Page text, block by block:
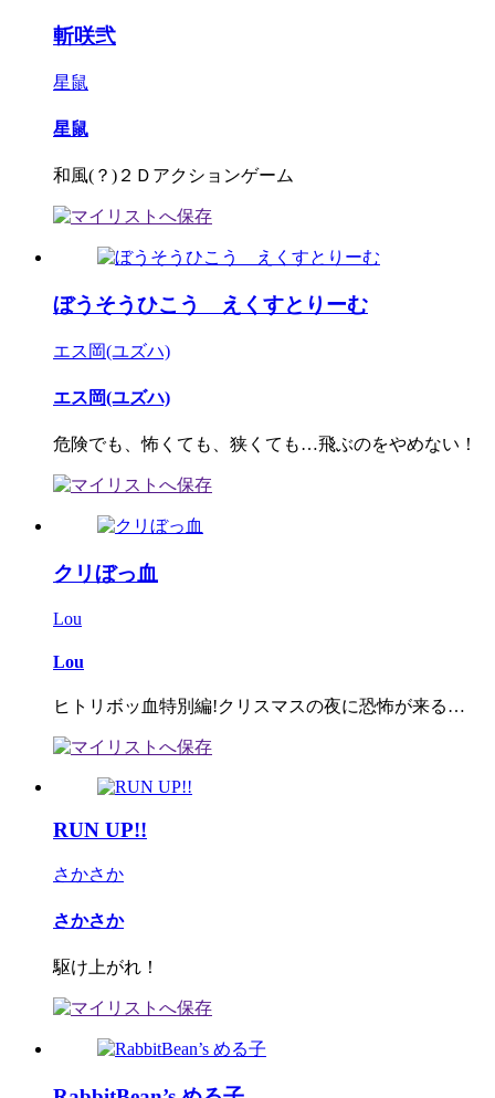
斬咲弐
星鼠
星鼠
和風(？)２Ｄアクションゲーム
ぼうそうひこう えくすとりーむ
エス岡(ユズハ)
エス岡(ユズハ)
危険でも、怖くても、狭くても…飛ぶのをやめない！
クリぼっ血
Lou
Lou
ヒトリボッ血特別編!クリスマスの夜に恐怖が来る…
RUN UP!!
さかさか
さかさか
駆け上がれ！